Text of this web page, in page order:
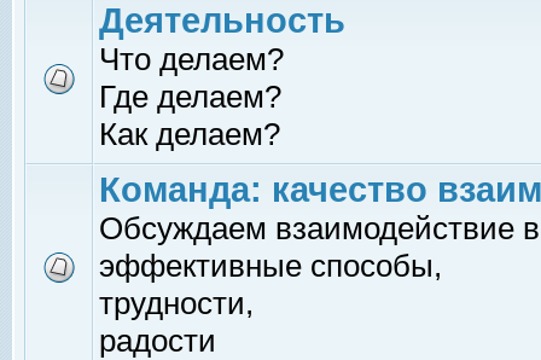
Деятельность
Что делаем?
Где делаем?
Как делаем?
Команда: качество
Обсуждаем взаимодействие
эффективные способы,
трудности,
радости